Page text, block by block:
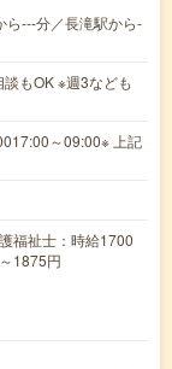
ら---分／長滝駅から-
もOK ※週3なども
～09:00※ 上記
福祉士：時給1700
1875円